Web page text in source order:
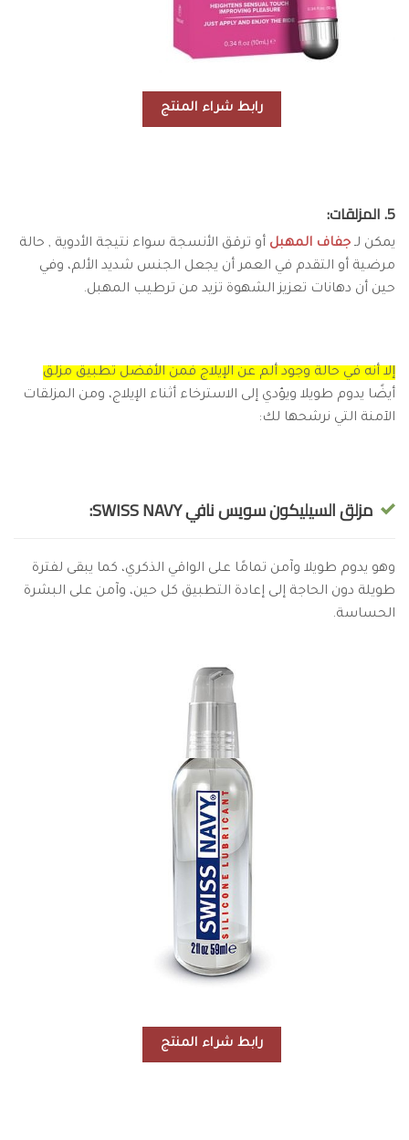
رابط شراء المنتج
5. المزلقات:
يمكن لـ جفاف المهبل أو ترقق الأنسجة سواء نتيجة الأدوية , حالة
مرضية أو التقدم في العمر أن يجعل الجنس شديد الألم، وفي
حين أن دهانات تعزيز الشهوة تزيد من ترطيب المهبل.
إلا أنه في حالة وجود ألم عن الإيلاج فمن الأفضل تطبيق مزلق
أيضًا يدوم طويلا ويؤدي إلى الاسترخاء أثناء الإيلاج، ومن المزلقات
الآمنة التي نرشحها لك:
مزلق السيليكون سويس نافي SWISS NAVY:
وهو يدوم طويلا وآمن تمامًا على الواقي الذكري، كما يبقى لفترة
طويلة دون الحاجة إلى إعادة التطبيق كل حين، وآمن على البشرة
الحساسة.
رابط شراء المنتج